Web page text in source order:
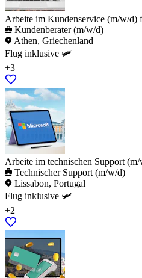
Arbeite im Kundenservice (m/w/d)
Kundenberater (m/w/d)
Athen, Griechenland
Flug inklusive 🛩️
+3
Arbeite im technischen Support
Technischer Support (m/w/d)
Lissabon, Portugal
Flug inklusive 🛩️
+2